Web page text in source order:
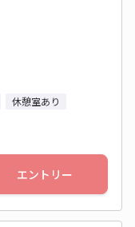
休憩室あり
エントリー